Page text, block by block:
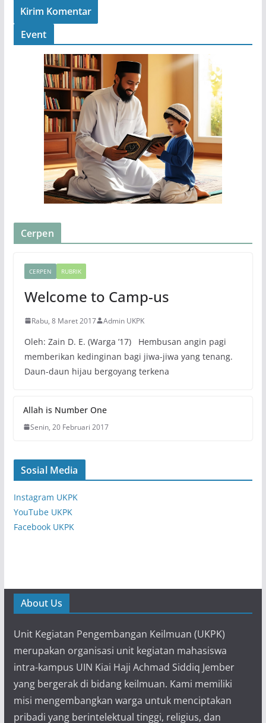
Event
Cerpen
CERPEN RUBRIK
Welcome to Camp-us
Rabu, 8 Maret 2017 Admin UKPK
Oleh: Zain D. E. (Warga ’17) Hembusan angin pagi
memberikan kedinginan bagi jiwa-jiwa yang tenang.
Daun-daun hijau bergoyang terkena
Allah is Number One
Senin, 20 Februari 2017
Sosial Media
Instagram UKPK
YouTube UKPK
Facebook UKPK
About Us
Unit Kegiatan Pengembangan Keilmuan (UKPK)
merupakan organisasi unit kegiatan mahasiswa
intra-kampus UIN Kiai Haji Achmad Siddiq Jember
yang bergerak di bidang keilmuan. Kami memiliki
misi mengembangkan warga untuk menciptakan
pribadi yang berintelektual tinggi, religius, dan